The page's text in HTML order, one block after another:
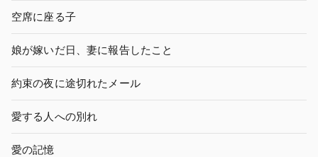
空席に座る子
娘が嫁いだ日、妻に報告したこと
約束の夜に途切れたメール
愛する人への別れ
愛の記憶